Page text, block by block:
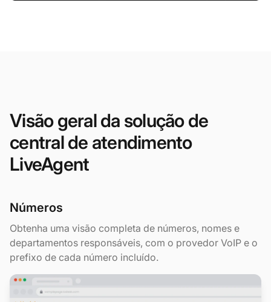
Visão geral da solução de
central de atendimento
LiveAgent
Números
Obtenha uma visão completa de números, nomes e
departamentos responsáveis, com o provedor VoIP e o
prefixo de cada número incluído.